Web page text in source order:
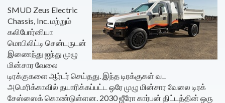
SMUD Zeus Electric
Chassis, Inc. மற்றும்
கலிபோர்னியா
மொபிலிட்டி சென்டருடன்
இணைந்து ஐந்து முழு
மின்சார வேலை
டிரக்குகளை ஆர்டர் செய்தது. இந்த டிரக்குகள் வட
அமெரிக்காவில் தயாரிக்கப்பட்ட ஒரே முழு மின்சார வேலை டிரக்
சேஸ்ஸைக் கொண்டுள்ளன. 2030 ஜீரோ கார்பன் திட்டத்தின் ஒரு